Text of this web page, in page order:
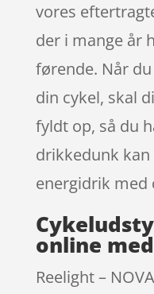
vores
der i mange år
førende. Når
din cykel, skal
fyldt op, så du
drikkedunk
energidrik med
online
Reelight –